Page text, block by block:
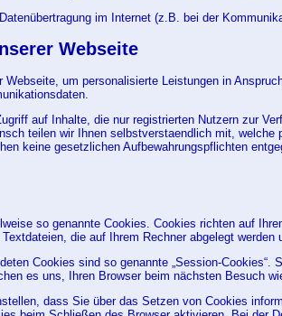
im Internet (z.B. bei der
Webseite
Webseite, um personalisierte Leistungen in
auf Inhalte, die nur registrierten Nutzern zur
teilen wir Ihnen selbstverstaendlich mit,
keine gesetzlichen Aufbewahrungspflichten
so genannte Cookies. Cookies richten auf
die auf Ihrem Rechner abgelegt werden
Cookies sind so genannte „Session-
es uns, Ihren Browser beim nächsten Besuch
dass Sie über das Setzen von Cookies